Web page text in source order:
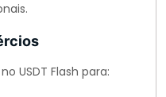
USDT Flash para: